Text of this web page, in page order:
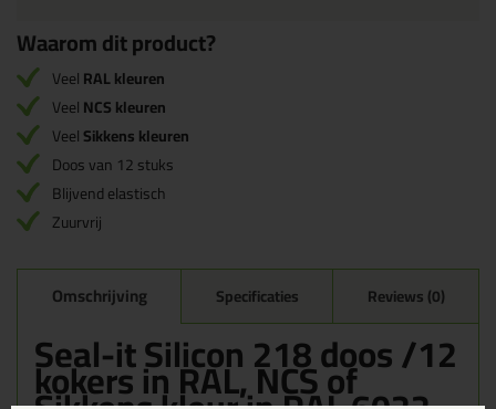
Waarom dit product?
VeelRAL kleuren
VeelNCS kleuren
VeelSikkens kleuren
Doos van 12 stuks
Blijvend elastisch
Zuurvrij
Omschrijving Specificaties Reviews (0)
Seal-it Silicon 218 doos /12
kokers in RAL, NCS of